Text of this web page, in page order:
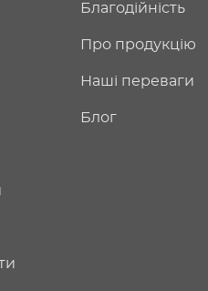
Благодійність
Про продукцію
Наші переваги
Блог